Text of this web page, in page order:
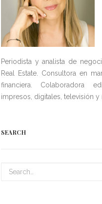
Periodista y analista de
Real Estate. Consultora en
financiera. Colaboradora
impresos, digitales, televisión y
SEARCH